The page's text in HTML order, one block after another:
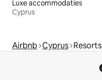
Luxe accommodaties
Cyprus
Airbnb Cyprus Resorts